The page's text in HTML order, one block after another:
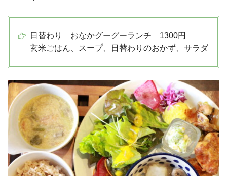
日替わり おなかグーグーランチ 1300円
玄米ごはん、スープ、日替わりのおかず、サラダ